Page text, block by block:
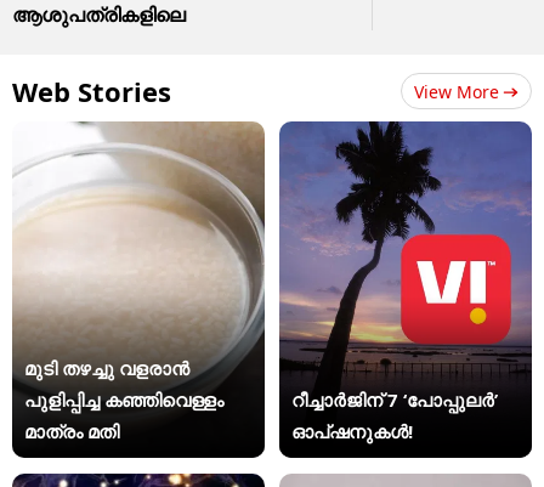
ആശുപത്രികളിലെ
Web Stories View More
മുടി തഴച്ചു വളരാൻ
പുളിപ്പിച്ച കഞ്ഞിവെള്ളം
മാത്രം മതി
റീച്ചാർജിന് 7 ‘പോപ്പുലർ’
ഓപ്ഷനുകൾ!